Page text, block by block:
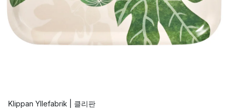
Klippan Yllefabrik | 클리판